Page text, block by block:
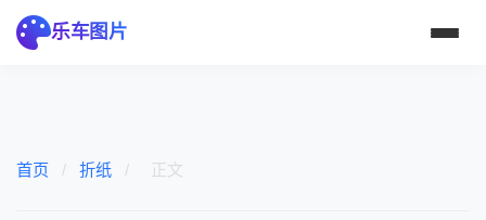
乐车图片
首页 / 折纸 / 正文